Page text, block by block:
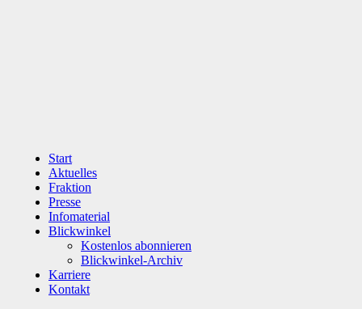
Start
Aktuelles
Fraktion
Presse
Infomaterial
Blickwinkel
Kostenlos abonnieren
Blickwinkel-Archiv
Karriere
Kontakt